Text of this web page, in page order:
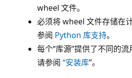
wheel 文件。
必须将 wheel 文件存储在
参阅 Python 库支持。
每个“库源”提供了不同的
请参阅 “安装库”。